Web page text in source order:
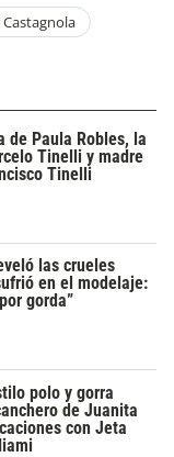
de Paula Robles, la
Tinelli y madre
Tinelli
las crueles
en el modelaje:
gorda”
polo y gorra
de Juanita
con Jeta